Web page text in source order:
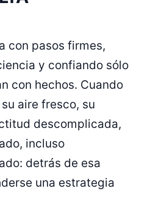
con pasos firmes,
y confiando sólo
con hechos. Cuando
su aire fresco, su
descomplicada,
incluso
detrás de esa
una estrategia